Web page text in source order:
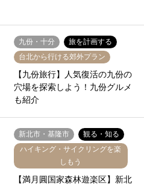
九份・十分
旅を計画する
台北から行ける郊外プラン
【九份旅行】人気復活の九份の
穴場を探索しよう！九份グルメ
も紹介
新北市・基隆市
観る・知る
ハイキング・サイクリングを楽
しもう
【満月圓国家森林遊楽区】新北